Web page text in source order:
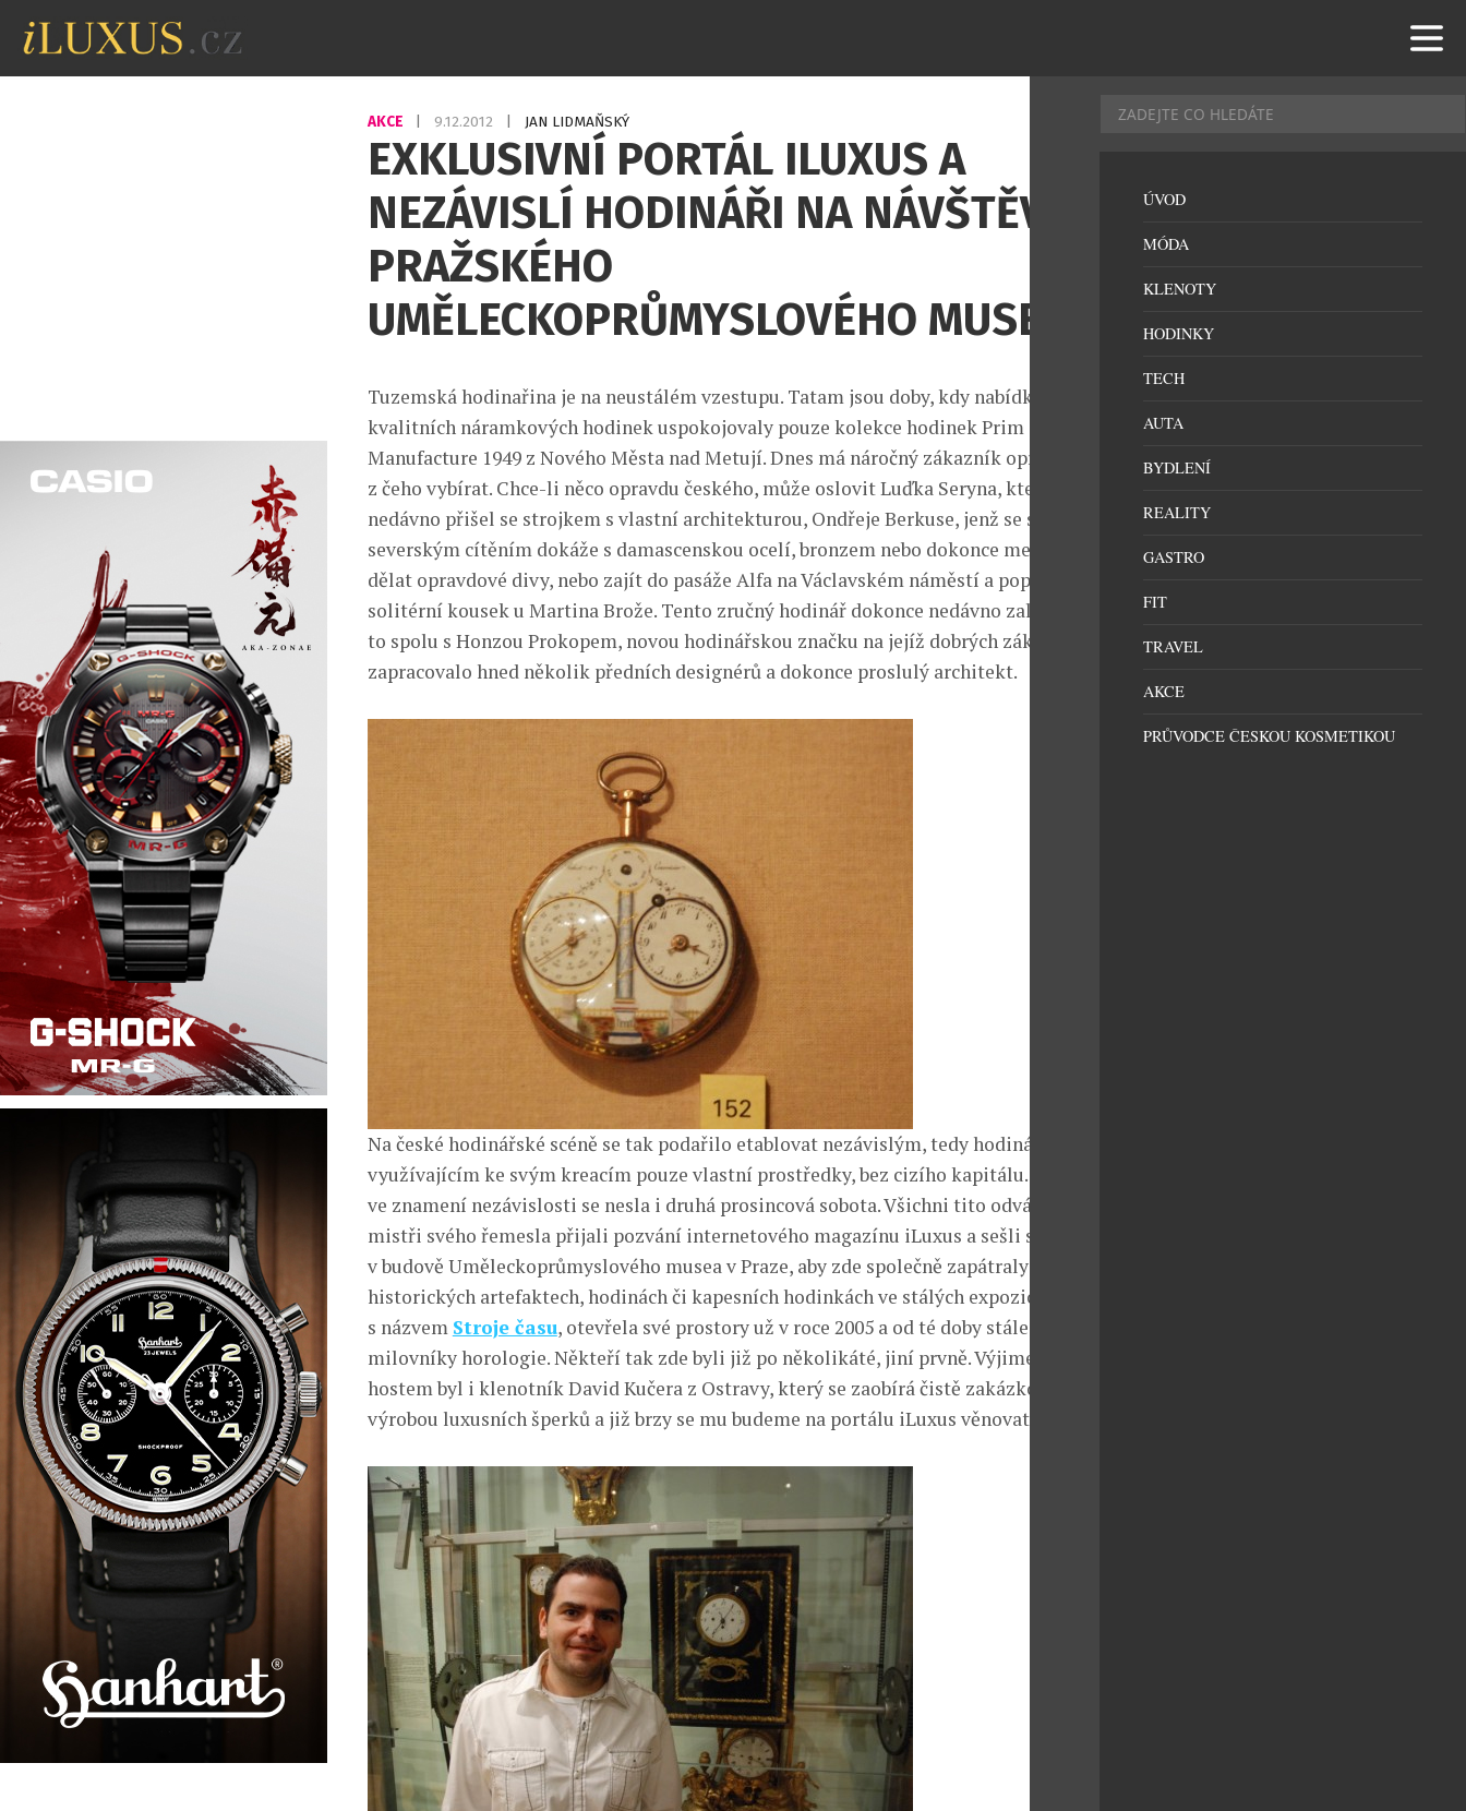
AKCE 9.12.2012 JAN LIDMAŇSKÝ
EXKLUSIVNÍ PORTÁL ILUXUS A
NEZÁVISLÍ HODINÁŘI NA NÁVŠTĚVĚ
PRAŽSKÉHO
UMĚLECKOPRŮMYSLOVÉHO MUSEA
Tuzemská hodinařina je na neustálém vzestupu. Tatam jsou doby, kdy nabídku
kvalitních náramkových hodinek uspokojovaly pouze kolekce hodinek Prim
Manufacture 1949 z Nového Města nad Metují. Dnes má náročný zákazník opravdu
z čeho vybírat. Chce-li něco opravdu českého, může oslovit Luďka Seryna, který
nedávno přišel se strojkem s vlastní architekturou, Ondřeje Berkuse, jenž se svým
severským cítěním dokáže s damascenskou ocelí, bronzem nebo dokonce meteority
dělat opravdové divy, nebo zajít do pasáže Alfa na Václavském náměstí a poptat svůj
solitérní kousek u Martina Brože. Tento zručný hodinář dokonce nedávno založil, a
to spolu s Honzou Prokopem, novou hodinářskou značku na jejíž dobrých základech
zapracovalo hned několik předních designérů a dokonce proslulý architekt.
Na české hodinářské scéně se tak podařilo etablovat nezávislým, tedy hodinářům
využívajícím ke svým kreacím pouze vlastní prostředky, bez cizího kapitálu. A právě
ve znamení nezávislosti se nesla i druhá prosincová sobota. Všichni tito odvážní
mistři svého řemesla přijali pozvání internetového magazínu iLuxus a sešli se
v budově Uměleckoprůmyslového musea v Praze, aby zde společně zapátraly po
historických artefaktech, hodinách či kapesních hodinkách ve stálých expozicích. Ta,
s názvem Stroje času, otevřela své prostory už v roce 2005 a od té doby stále láká
milovníky horologie. Někteří tak zde byli již po několikáté, jiní prvně. Výjimečným
hostem byl i klenotník David Kučera z Ostravy, který se zaobírá čistě zakázkovou
výrobou luxusních šperků a již brzy se mu budeme na portálu iLuxus věnovat.
ÚVOD
MÓDA
KLENOTY
HODINKY
TECH
AUTA
BYDLENÍ
REALITY
GASTRO
FIT
TRAVEL
AKCE
PRŮVODCE ČESKOU KOSMETIKOU